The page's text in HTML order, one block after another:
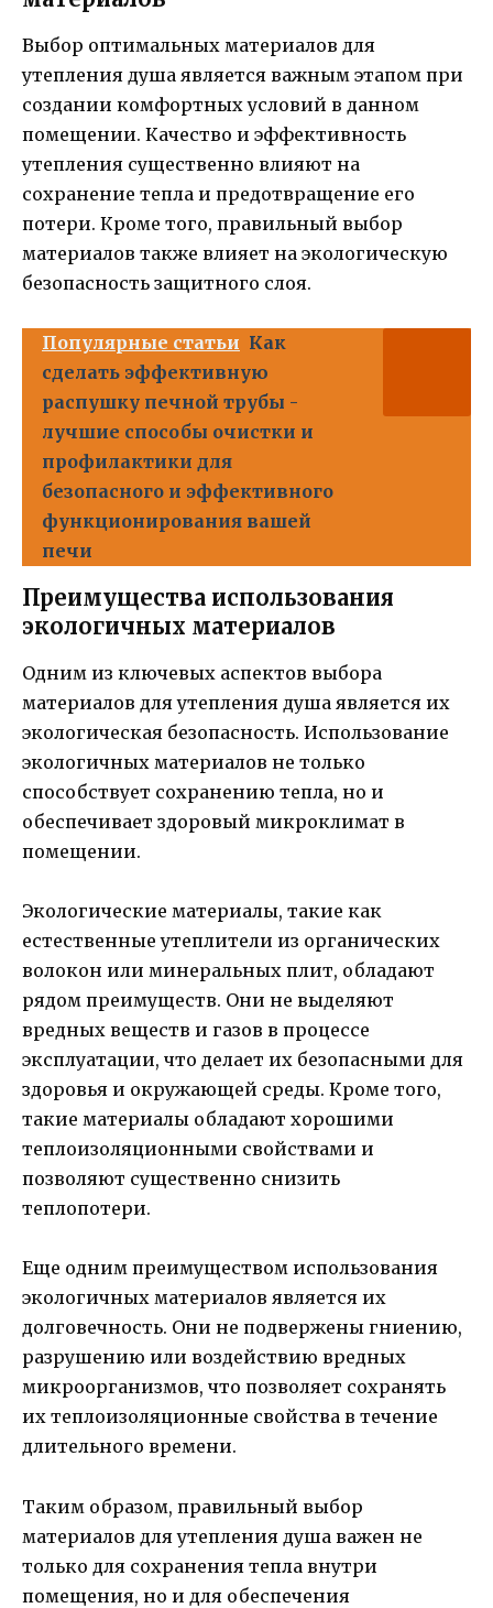
Выбор оптимальных материалов для
утепления душа является важным этапом при
создании комфортных условий в данном
помещении. Качество и эффективность
утепления существенно влияют на
сохранение тепла и предотвращение его
потери. Кроме того, правильный выбор
материалов также влияет на экологическую
безопасность защитного слоя.
Популярные статьи Как
сделать эффективную
распушку печной трубы -
лучшие способы очистки и
профилактики для
безопасного и эффективного
функционирования вашей
печи
Преимущества использования
экологичных материалов
Одним из ключевых аспектов выбора
материалов для утепления душа является их
экологическая безопасность. Использование
экологичных материалов не только
способствует сохранению тепла, но и
обеспечивает здоровый микроклимат в
помещении.
Экологические материалы, такие как
естественные утеплители из органических
волокон или минеральных плит, обладают
рядом преимуществ. Они не выделяют
вредных веществ и газов в процессе
эксплуатации, что делает их безопасными для
здоровья и окружающей среды. Кроме того,
такие материалы обладают хорошими
теплоизоляционными свойствами и
позволяют существенно снизить
теплопотери.
Еще одним преимуществом использования
экологичных материалов является их
долговечность. Они не подвержены гниению,
разрушению или воздействию вредных
микроорганизмов, что позволяет сохранять
их теплоизоляционные свойства в течение
длительного времени.
Таким образом, правильный выбор
материалов для утепления душа важен не
только для сохранения тепла внутри
помещения, но и для обеспечения